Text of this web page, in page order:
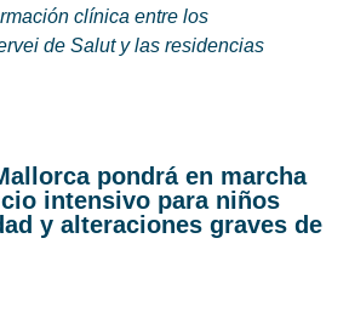
clínica entre los
de Salut y las residencias
pondrá en marcha
intensivo para niños
y alteraciones graves de